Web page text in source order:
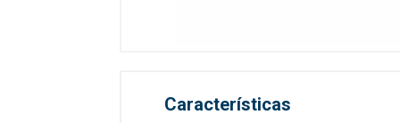
Características